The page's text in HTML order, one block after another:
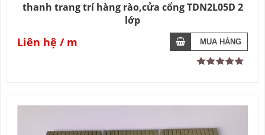
thanh trang trí hàng rào,cửa cổng TDN2L05D 2
lớp
Liên hệ